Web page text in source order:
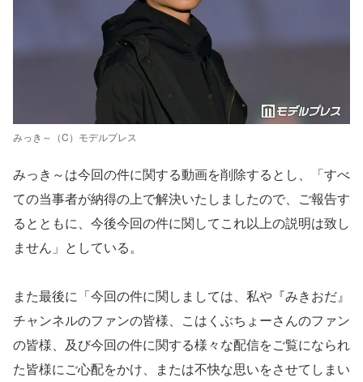
みっき～（C）モデルプレス
みっき～は今回の件に関する動画を削除するとし、「すべ
ての当事者が納得の上で解決いたしましたので、ご報告す
るとともに、今後今回の件に関してこれ以上の説明は致し
ません」としている。
また最後に「今回の件に関しましては、私や『みきおだ』
チャンネルのファンの皆様、こはくぶちょーさんのファン
の皆様、及び今回の件に関する様々な配信をご覧になられ
た皆様にご心配をかけ、または不快な思いをさせてしまい